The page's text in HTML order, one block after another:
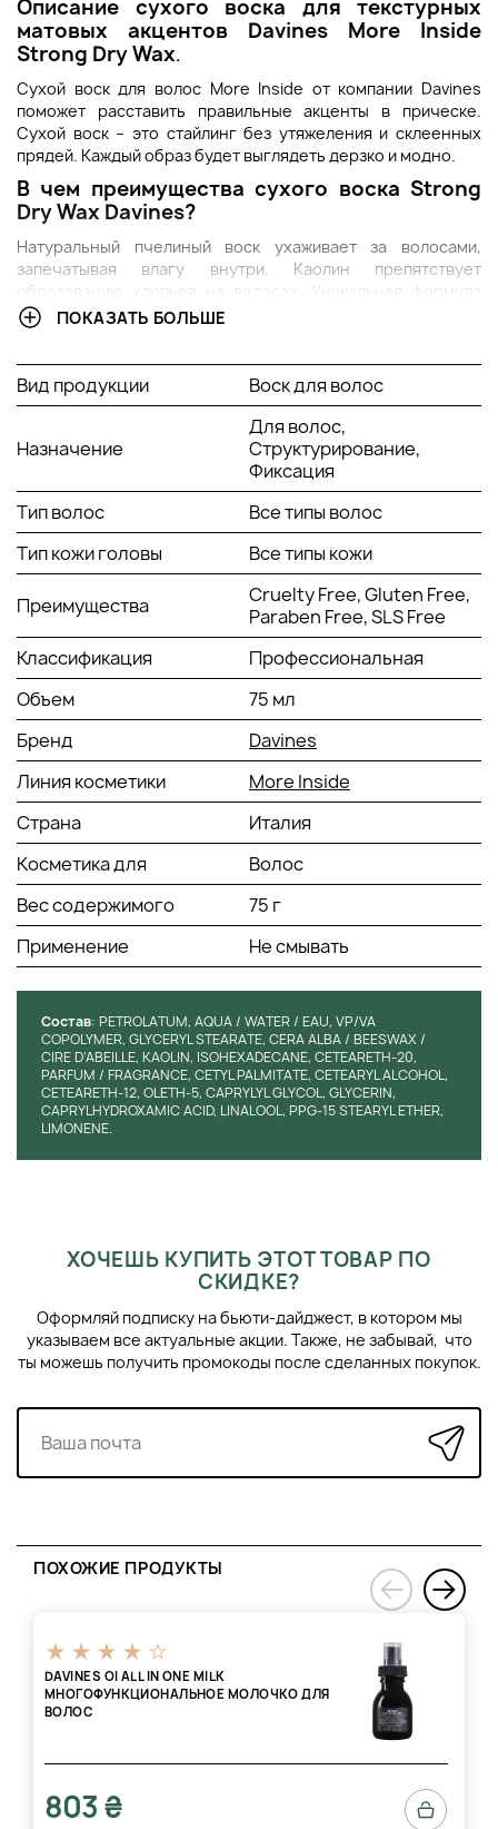
Описание сухого воска для текстурных
матовых акцентов
Davines More Inside
Strong Dry Wax.
Сухой воск для волос More Inside от компании Davines
поможет расставить правильные акценты в прическе.
Сухой воск – это стайлинг без утяжеления и склеенных
прядей. Каждый образ будет выглядеть дерзко и модно.
В чем преимуществасухого воска Strong
Dry Wax Davines?
Натуральный пчелиный воск ухаживает за волосами,
запечатывая влагу внутри. Каолин препятствует
образованию хлопьев на волосах. Уникальная формула
обеспечивает увлажнение и сильную фиксацию на целый
день. Воск для волос – это матовые акценты на прическе
право на воплощение.
Способ применениясухого воскаDavines
Strong Dry Wax
Сделайте укладку. Выделите отдельные пряди, нанеся на
них небольшое количество воска, и придайте им
желаемую форму.
ПОКАЗАТЬ БОЛЬШЕ
Вид продукции Воск для волос
Назначение
Для волос,
Структурирование,
Фиксация
Тип волос
Все типы волос
Тип кожи головы
Все типы кожи
Преимущества
Cruelty Free, Gluten Free,
Paraben Free, SLS Free
Классификация
Профессиональная
Объем
75 мл
Бренд
Davines
Линия косметики
More Inside
Страна
Италия
Косметика для
Волос
Вес содержимого
75 г
Применение
Не смывать
Состав: PETROLATUM, AQUA / WATER / EAU, VP/VA
COPOLYMER, GLYCERYL STEARATE, CERA ALBA / BEESWAX /
CIRE D’ABEILLE, KAOLIN, ISOHEXADECANE, CETEARETH-20,
PARFUM / FRAGRANCE, CETYL PALMITATE, CETEARYL ALCOHOL,
CETEARETH-12, OLETH-5, CAPRYLYL GLYCOL, GLYCERIN,
CAPRYLHYDROXAMIC ACID, LINALOOL, PPG-15 STEARYL ETHER,
LIMONENE.
ХОЧЕШЬ КУПИТЬ ЭТОТ ТОВАР ПО
СКИДКЕ?
Оформляй подписку на бьюти-дайджест, в котором мы
указываем все актуальные акции. Также, не забывай, что
ты можешь получить промокоды после сделанных покупок.
ПОХОЖИЕ ПРОДУКТЫ
DAVINES OI ALL IN ONE MILK
МНОГОФУНКЦИОНАЛЬНОЕ МОЛОЧКО ДЛЯ
ВОЛОС
803 ₴
‹
›